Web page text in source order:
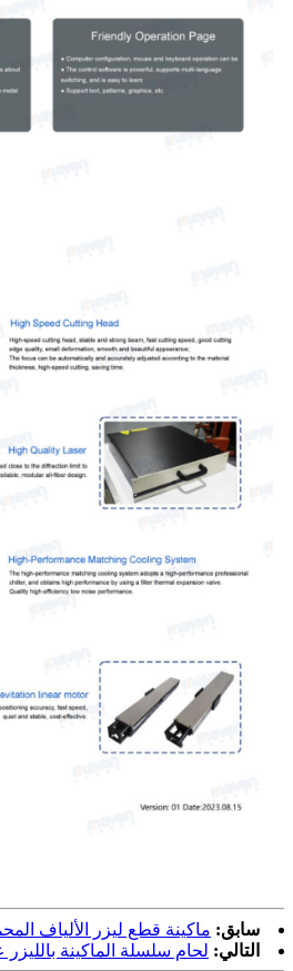
سابق: ماكينة قطع ليزر الألياف
التالي: لحام سلسلة الماكينة